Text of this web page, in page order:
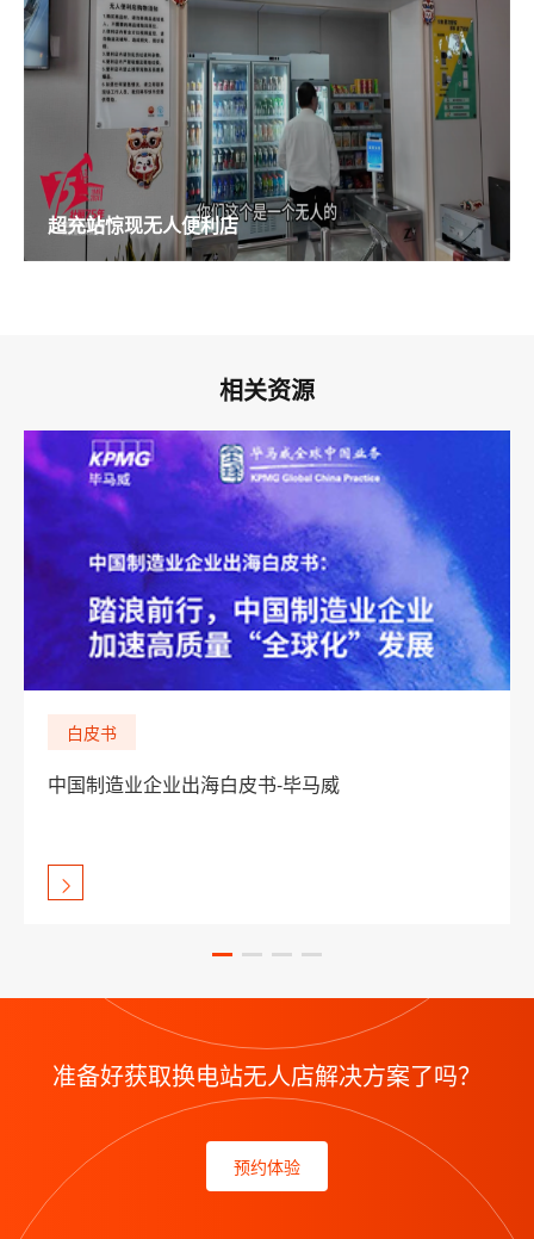
超充站惊现无人便利店
相关资源
白皮书
中国制造业企业出海白皮书-毕马威
准备好获取换电站无人店解决方案了吗？
预约体验